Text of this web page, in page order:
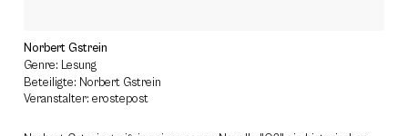
Norbert Gstrein
Genre: Lesung
Beteiligte: Norbert Gstrein
Veranstalter: erostepost